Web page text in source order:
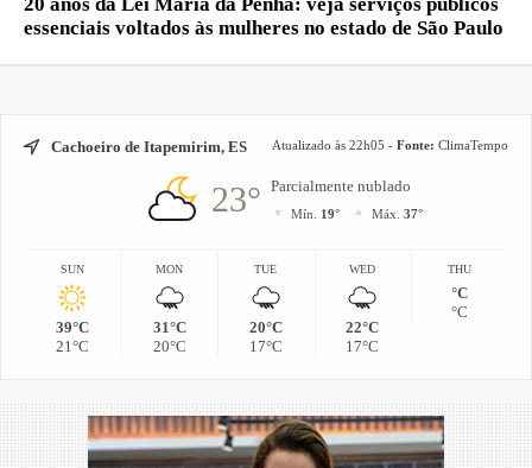
essenciais voltados às mulheres no estado de São Paulo
Cachoeiro de Itapemirim, ES Atualizado às 22h05 - Fonte: ClimaTempo
23° Parcialmente nublado
Mín. 19° Máx.37°
SUN
39°C
21°C
MON
31°C
20°C
TUE
20°C
17°C
WED
22°C
17°C
THU
°C
°C